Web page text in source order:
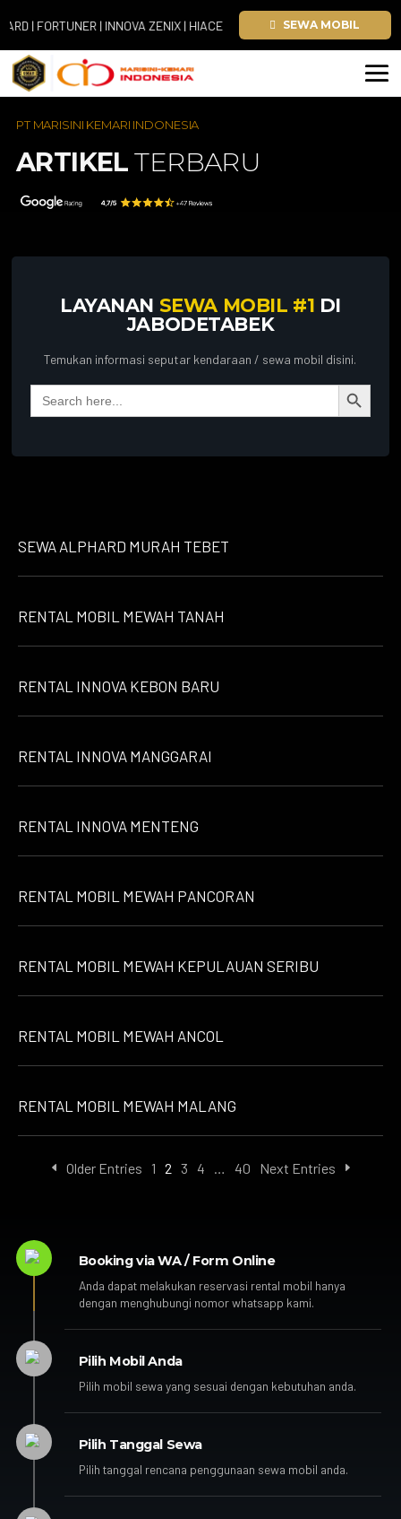
| FORTUNER | INNOVA ZENIX | HIACE SEWA MOBIL
PT MARISINI KEMARI INDONESIA
ARTIKEL TERBARU
LAYANAN SEWA MOBIL #1 DI
JABODETABEK
Temukan informasi seputar kendaraan / sewa mobil disini.
Search
for:
Search Button
SEWA ALPHARD MURAH TEBET
RENTAL MOBIL MEWAH TANAH
RENTAL INNOVA KEBON BARU
RENTAL INNOVA MANGGARAI
RENTAL INNOVA MENTENG
RENTAL MOBIL MEWAH PANCORAN
RENTAL MOBIL MEWAH KEPULAUAN SERIBU
RENTAL MOBIL MEWAH ANCOL
RENTAL MOBIL MEWAH MALANG
Older Entries 1 2 3 4 … 40 Next Entries
Booking via WA / Form Online
Anda dapat melakukan reservasi rental mobil hanya
dengan menghubungi nomor whatsapp kami.
Pilih Mobil Anda
Pilih mobil sewa yang sesuai dengan kebutuhan anda.
Pilih Tanggal Sewa
Pilih tanggal rencana penggunaan sewa mobil anda.